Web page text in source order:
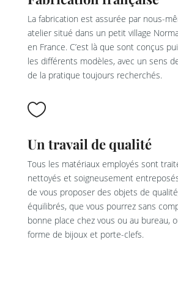
La fabrication est assurée par nous-
atelier situé dans un petit village
en France. C’est là que sont conçus
les différents modèles, avec un sens
de la pratique toujours recherchés.

Un travail de qualité
Tous les matériaux employés sont
nettoyés et soigneusement
de vous proposer des objets de
équilibrés, que vous pourrez sans
bonne place chez vous ou au bureau,
forme de bijoux et porte-clefs.